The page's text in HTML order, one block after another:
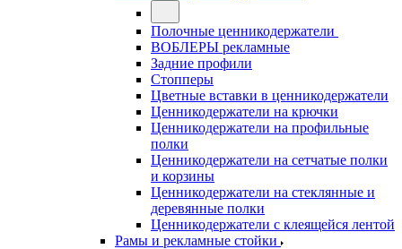
Полочные ценникодержатели
ВОБЛЕРЫ рекламные
Задние профили
Стопперы
Цветные вставки в ценникодержатели
Ценникодержатели на крючки
Ценникодержатели на профильные
полки
Ценникодержатели на сетчатые полки
и корзины
Ценникодержатели на стеклянные и
деревянные полки
Ценникодержатели с клеящейся лентой
Рамы и рекламные стойки